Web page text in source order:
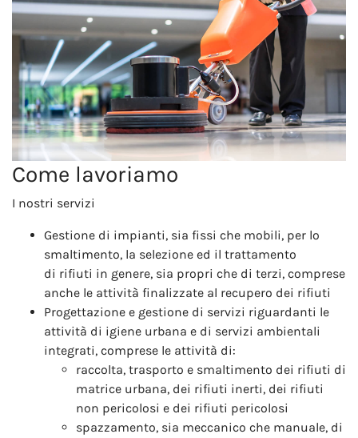
Come lavoriamo
I nostri servizi
Gestione di impianti, sia fissi che mobili, per lo
smaltimento, la selezione ed il trattamento
di rifiuti in genere, sia propri che di terzi, comprese
anche le attività finalizzate al recupero dei rifiuti
Progettazione e gestione di servizi riguardanti le
attività di igiene urbana e di servizi ambientali
integrati, comprese le attività di:
raccolta, trasporto e smaltimento dei rifiuti di
matrice urbana, dei rifiuti inerti, dei rifiuti
non pericolosi e dei rifiuti pericolosi
spazzamento, sia meccanico che manuale, di